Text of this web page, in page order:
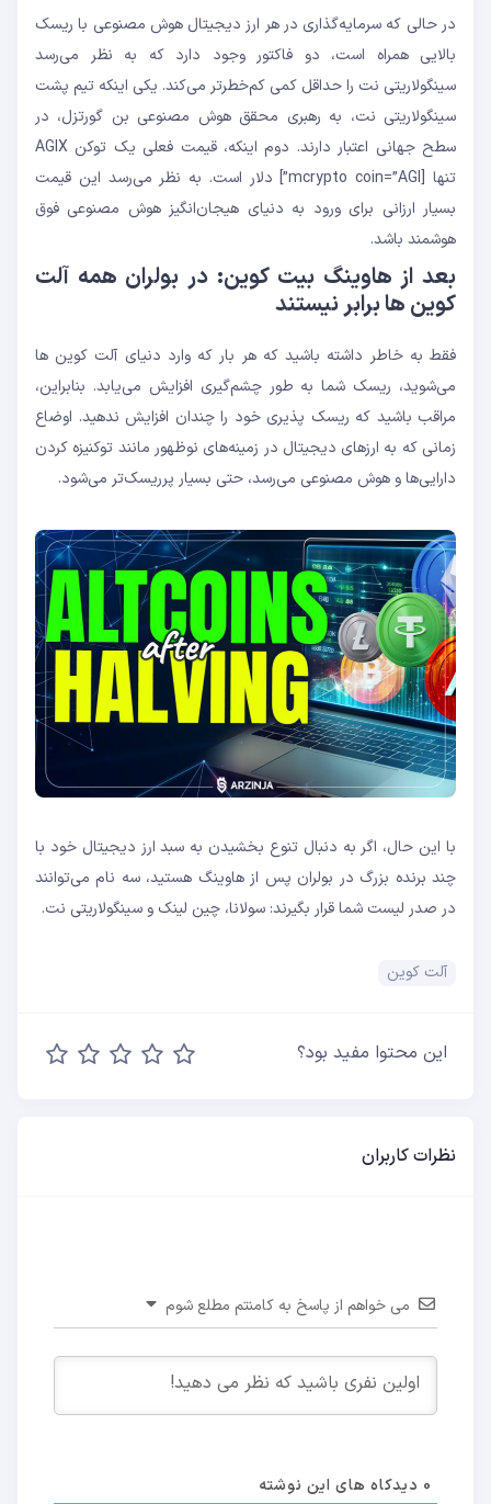
در حالی که سرمایه‌گذاری در هر ارز دیجیتال هوش مصنوعی با ریسک
بالایی همراه است، دو فاکتور وجود دارد که به نظر می‌رسد
سینگولاریتی نت را حداقل کمی کم‌خطرتر می‌کند. یکی اینکه تیم پشت
سینگولاریتی نت، به رهبری محقق هوش مصنوعی بن گورتزل، در
سطح جهانی اعتبار دارند. دوم اینکه، قیمت فعلی یک توکن AGIX
تنها [mcrypto coin=”AGI”] دلار است. به نظر می‌رسد این قیمت
بسیار ارزانی برای ورود به دنیای هیجان‌انگیز هوش مصنوعی فوق
هوشمند باشد.
بعد از هاوینگ بیت کوین: در بولران همه آلت
کوین ها برابر نیستند
فقط به خاطر داشته باشید که هر بار که وارد دنیای آلت کوین ها
می‌شوید، ریسک شما به طور چشم‌گیری افزایش می‌یابد. بنابراین،
مراقب باشید که ریسک پذیری خود را چندان افزایش ندهید. اوضاع
زمانی که به ارزهای دیجیتال در زمینه‌های نوظهور مانند توکنیزه کردن
دارایی‌ها و هوش مصنوعی می‌رسد، حتی بسیار پرریسک‌تر می‌شود.
با این حال، اگر به دنبال تنوع بخشیدن به سبد ارز دیجیتال خود با
چند برنده بزرگ در بولران پس از هاوینگ هستید، سه نام می‌توانند
در صدر لیست شما قرار بگیرند: سولانا، چین لینک و سینگولاریتی نت.
آلت کوین
این محتوا مفید بود؟
نظرات کاربران
می خواهم از پاسخ به کامنتم مطلع شوم
0 دیدکاه های این نوشته